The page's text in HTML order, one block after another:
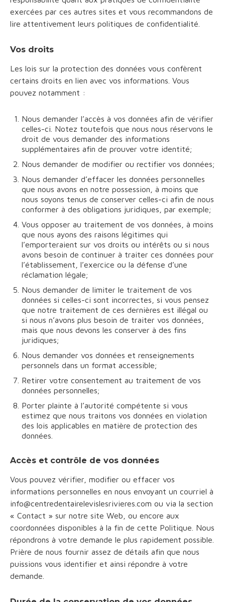
exercées par ces autres sites et vous recommandons de
lire attentivement leurs politiques de confidentialité.
Vos droits
Les lois sur la protection des données vous confèrent
certains droits en lien avec vos informations. Vous
pouvez notamment :
Nous demander l’accès à vos données afin de vérifier
celles-ci. Notez toutefois que nous nous réservons le
droit de vous demander des informations
supplémentaires afin de prouver votre identité;
Nous demander de modifier ou rectifier vos données;
Nous demander d’effacer les données personnelles
que nous avons en notre possession, à moins que
nous soyons tenus de conserver celles-ci afin de nous
conformer à des obligations juridiques, par exemple;
Vous opposer au traitement de vos données, à moins
que nous ayons des raisons légitimes qui
l’emporteraient sur vos droits ou intérêts ou si nous
avons besoin de continuer à traiter ces données pour
l’établissement, l’exercice ou la défense d’une
réclamation légale;
Nous demander de limiter le traitement de vos
données si celles-ci sont incorrectes, si vous pensez
que notre traitement de ces dernières est illégal ou
si nous n’avons plus besoin de traiter vos données,
mais que nous devons les conserver à des fins
juridiques;
Nous demander vos données et renseignements
personnels dans un format accessible;
Retirer votre consentement au traitement de vos
données personnelles;
Porter plainte à l’autorité compétente si vous
estimez que nous traitons vos données en violation
des lois applicables en matière de protection des
données.
Accès et contrôle de vos données
Vous pouvez vérifier, modifier ou effacer vos
informations personnelles en nous envoyant un courriel à
info@centredentairelevislesrivieres.com ou via la section
« Contact » sur notre site Web, ou encore aux
coordonnées disponibles à la fin de cette Politique. Nous
répondrons à votre demande le plus rapidement possible.
Prière de nous fournir assez de détails afin que nous
puissions vous identifier et ainsi répondre à votre
demande.